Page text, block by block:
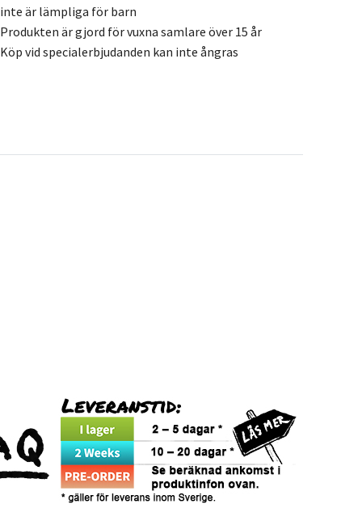
inte är lämpliga för barn
Produkten är gjord för vuxna samlare över 15 år
Köp vid specialerbjudanden kan inte ångras